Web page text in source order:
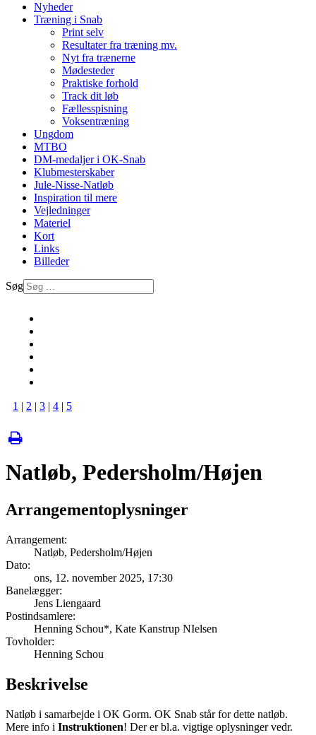
Nyheder
Træning i Snab
Print selv
Resultater fra træning mv.
Nyt fra trænerne
Mødesteder
Praktiske forhold
Track dit løb
Fællesspisning
Voksentræning
Ungdom
MTBO
DM-medaljer i OK-Snab
Klubmesterskaber
Jule-Nisse-Natløb
Inspiration til mere
Vejledninger
Materiel
Kort
Links
Billeder
Søg
1 | 2 | 3 | 4 | 5
Natløb, Pedersholm/Højen
Arrangementoplysninger
Arrangement:
Natløb, Pedersholm/Højen
Dato:
ons, 12. november 2025, 17:30
Banelægger:
Jens Liengaard
Postindsamlere:
Henning Schou*, Kate Kanstrup NIelsen
Tovholder:
Henning Schou
Beskrivelse
Natløb i samarbejde i OK Gorm. OK Snab står for dette natløb.
Mere info i Instruktionen! Der er bl.a. vigtige oplysninger vedr.